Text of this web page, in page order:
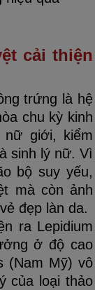
cải thiện
trứng là hệ
chu kỳ kinh
nữ giới, kiểm
sinh lý nữ. Vì
bộ suy yếu,
mà còn ảnh
đẹp làn da.
ra Lepidium
ở độ cao
(Nam Mỹ) vô
của loại thảo